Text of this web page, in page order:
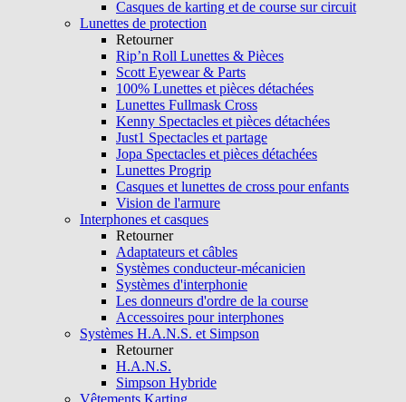
Casques de karting et de course sur circuit
Lunettes de protection
Retourner
Rip’n Roll Lunettes & Pièces
Scott Eyewear & Parts
100% Lunettes et pièces détachées
Lunettes Fullmask Cross
Kenny Spectacles et pièces détachées
Just1 Spectacles et partage
Jopa Spectacles et pièces détachées
Lunettes Progrip
Casques et lunettes de cross pour enfants
Vision de l'armure
Interphones et casques
Retourner
Adaptateurs et câbles
Systèmes conducteur-mécanicien
Systèmes d'interphonie
Les donneurs d'ordre de la course
Accessoires pour interphones
Systèmes H.A.N.S. et Simpson
Retourner
H.A.N.S.
Simpson Hybride
Vêtements Karting